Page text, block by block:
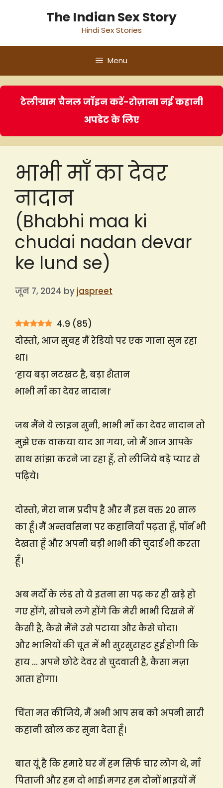
The Indian Sex Story
Hindi Sex Stories
Menu
टेलीग्राम चैनल जॉइन करें-रोज़ाना नई कहानी
अपडेट के लिए
भाभी माँ का देवर
नादान
(Bhabhi maa ki
chudai nadan devar
ke lund se)
जून 7, 2024 by jaspreet
4.9 (85)
दोस्तो, आज सुबह मैं रेडियो पर एक गाना सुन रहा
था।
‘हाय बड़ा नटखट है, बड़ा शैतान
भाभी माँ का देवर नादान।’
जब मैंने ये लाइन सुनी, भाभी माँ का देवर नादान तो
मुझे एक वाकया याद आ गया, जो मैं आज आपके
साथ सांझा करने जा रहा हूँ, तो लीजिये बड़े प्यार से
पढ़िये।
दोस्तो, मेरा नाम प्रदीप है और मैं इस वक्त 20 साल
का हूँ। मैं अन्तर्वासना पर कहानियाँ पढ़ता हूँ, पॉर्न भी
देखता हूँ और अपनी बड़ी भाभी की चुदाई भी करता
हूँ।
अब मर्दों के लंड तो ये इतना सा पढ़ कर ही खड़े हो
गए होंगे, सोचने लगे होंगे कि मेरी भाभी दिखने में
कैसी है, कैसे मैंने उसे पटाया और कैसे चोदा।
और भाभियों की चूत में भी सुरसुराहट हुई होगी कि
हाय … अपने छोटे देवर से चुदवाती है, कैसा मज़ा
आता होगा।
चिंता मत कीजिये, मैं अभी आप सब को अपनी सारी
कहानी खोल कर सुना देता हूँ।
बात यूं है कि हमारे घर में हम सिर्फ चार लोग थे, माँ
पिताजी और हम दो भाई। मगर हम दोनों भाइयों में